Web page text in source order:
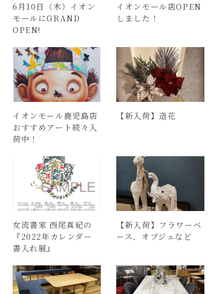
6月10日（木）イオン
モールにGRAND
OPEN!
イオンモール店OPEN
しました！
イオンモール鹿児島店
おすすめアート続々入
荷中！
【新入荷】造花
女流書家 西尾真紀の
『2022年カレンダー
書入れ展』
【新入荷】フラワーベ
ース、オブジェなど